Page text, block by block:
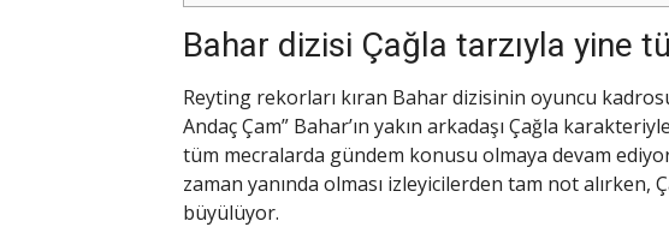
Bahar dizisi Çağla tarzıyla yine
Reyting rekorları kıran Bahar dizisinin oyuncu
Andaç Çam” Bahar’ın yakın arkadaşı Çağla
tüm mecralarda gündem konusu olmaya devam
zaman yanında olması izleyicilerden tam not alırken,
büyülüyor.